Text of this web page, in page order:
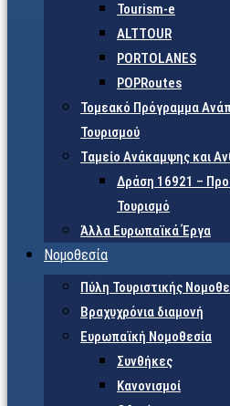
Tourism-e
ALTTOUR
PORTOLANES
POPRoutes
Τομεακό Πρόγραμμα
Τουρισμού
Ταμείο Ανάκαμψης και
Δράση 16921 –
Τουρισμό
Άλλα Ευρωπαϊκά Έργα
Νομοθεσία
Πύλη Τουριστικής
Βραχυχρόνια διαμονή
Ευρωπαϊκή Νομοθεσία
Συνθήκες
Κανονισμοί